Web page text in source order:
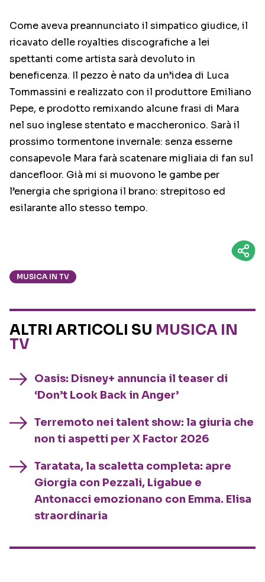
Come aveva preannunciato il simpatico giudice, il
ricavato delle royalties discografiche a lei
spettanti come artista sarà devoluto in
beneficenza. Il pezzo è nato da un’idea di Luca
Tommassini e realizzato con il produttore Emiliano
Pepe, e prodotto remixando alcune frasi di Mara
nel suo inglese stentato e maccheronico. Sarà il
prossimo tormentone invernale: senza esserne
consapevole Mara farà scatenare migliaia di fan sul
dancefloor. Già mi si muovono le gambe per
l’energia che sprigiona il brano: strepitoso ed
esilarante allo stesso tempo.
MUSICA IN TV
ALTRI ARTICOLI SU MUSICA IN
TV
Oasis: Disney+ annuncia il teaser di
‘Don’t Look Back in Anger’
Terremoto nei talent show: la giuria che
non ti aspetti per X Factor 2026
Taratata, la scaletta completa: apre
Giorgia con Pezzali, Ligabue e
Antonacci emozionano con Emma. Elisa
straordinaria